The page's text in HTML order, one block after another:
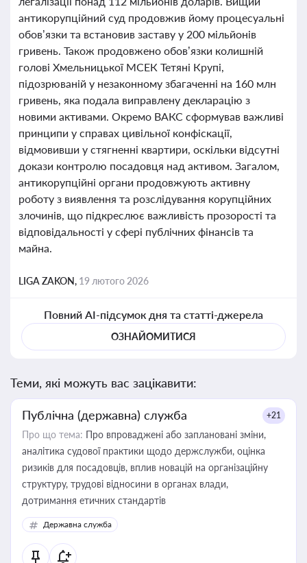
антикорупційний суд продовжив йому процесуальні
обов’язки та встановив заставу у 200 мільйонів
гривень. Також продовжено обов’язки колишній
голові Хмельницької МСЕК Тетяні Крупі,
підозрюваній у незаконному збагаченні на 160 млн
гривень, яка подала виправлену декларацію з
новими активами. Окремо ВАКС сформував важливі
принципи у справах цивільної конфіскації,
відмовивши у стягненні квартири, оскільки відсутні
докази контролю посадовця над активом. Загалом,
антикорупційні органи продовжують активну
роботу з виявлення та розслідування корупційних
злочинів, що підкреслює важливість прозорості та
відповідальності у сфері публічних фінансів та
майна.
LIGA ZAKON, 19 лютого 2026
Повний AI-підсумок дня та статті-джерела
ОЗНАЙОМИТИСЯ
Теми, які можуть вас зацікавити:
Публічна (державна) служба +21
Про що тема: Про впроваджені або заплановані зміни,
аналітика судової практики щодо держслужби, оцінка
ризиків для посадовців, вплив новацій на організаційну
структуру, трудові відносини в органах влади,
дотримання етичних стандартів
Державна служба